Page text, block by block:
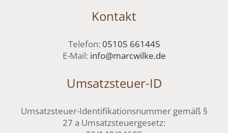
Kontakt
Telefon: 05105 661445
E-Mail: info@marcwilke.de
Umsatzsteuer-ID
Umsatzsteuer-Identifikationsnummer gemäß §
27 a Umsatzsteuergesetz: